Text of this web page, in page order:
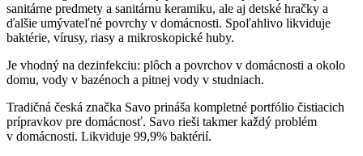
sanitárne predmety a sanitárnu keramiku, ale aj detské hračky a
ďalšie umývateľné povrchy v domácnosti. Spoľahlivo likviduje
baktérie, vírusy, riasy a mikroskopické huby.
Je vhodný na dezinfekciu: plôch a povrchov v domácnosti a okolo
domu, vody v bazénoch a pitnej vody v studniach.
Tradičná česká značka Savo prináša kompletné portfólio čistiacich
prípravkov pre domácnosť. Savo rieši takmer každý problém
v domácnosti. Likviduje 99,9% baktérií.